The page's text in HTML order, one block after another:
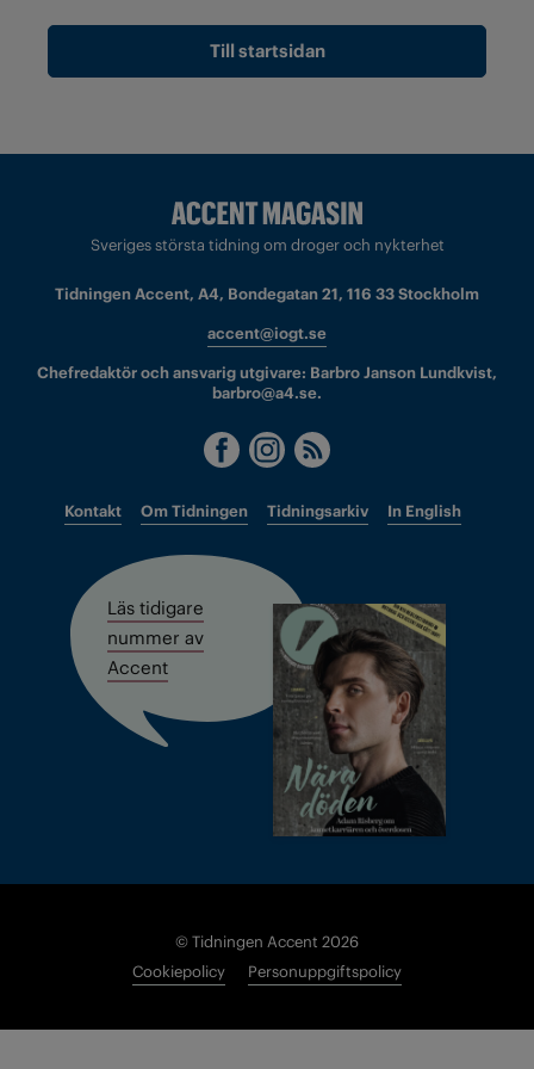
Till startsidan
Sveriges största tidning om droger och nykterhet
Tidningen Accent, A4, Bondegatan 21, 116 33 Stockholm
accent@iogt.se
Chefredaktör och ansvarig utgivare: Barbro Janson Lundkvist,
barbro@a4.se.
Kontakt Om Tidningen Tidningsarkiv In English
Läs tidigare
nummer av
Accent
© Tidningen Accent 2026
Cookiepolicy
Personuppgiftspolicy